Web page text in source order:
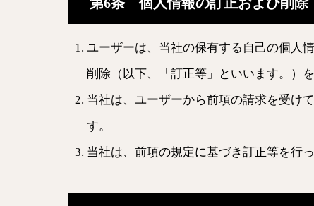
ユーザーは、当社の保有する自己の個人
削除（以下、「訂正等」といいます。）
当社は、ユーザーから前項の請求を受け
す。
当社は、前項の規定に基づき訂正等を行